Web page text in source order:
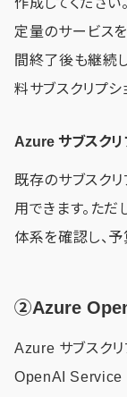
作成してくださ
定量のサービス
間終了後も継続
料サブスクリプシ
Azure サブスク
既存のサブスク
用できます。た
体系を確認し、予
②Azure
Azure サブスク
OpenAI Service